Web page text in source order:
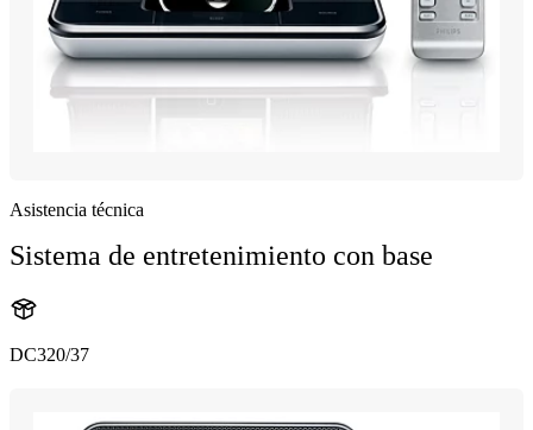
Asistencia técnica
Sistema de entretenimiento con base
DC320/37